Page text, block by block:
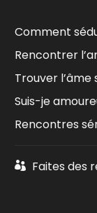
Comment
Rencontrer
Trouver
Suis-je
Rencontres
Faites des